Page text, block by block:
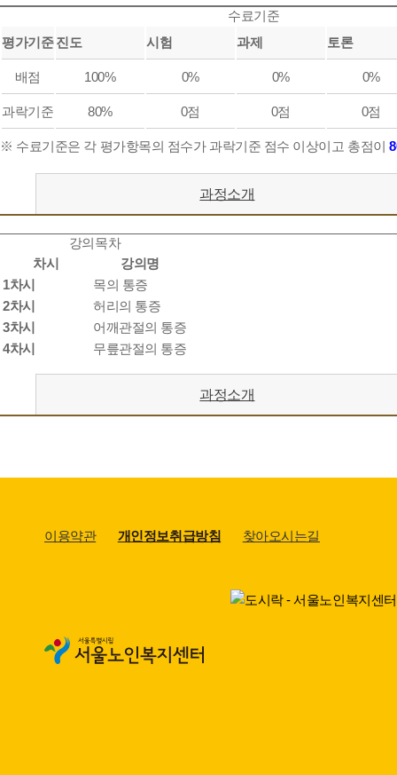
수료기준
평가기준 진도 시험 과제 토론
배점 100% 0% 0% 0%
과락기준 80% 0점 0점 0점
※ 수료기준은 각 평가항목의 점수가 과락기준 점수 이상이고 총점이
과정소개
강의목차
차시
강의명
1차시
목의 통증
2차시
허리의 통증
3차시
어깨관절의 통증
4차시
무릎관절의 통증
과정소개
이용약관 개인정보취급방침 찾아오시는길